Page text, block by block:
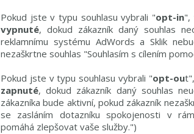
Pokud jste v typu souhlasu vybrali "opt-in",
vypnuté, dokud zákazník daný souhlas
reklamnímu systému AdWords a Sklik
nezaškrtne souhlas "Souhlasím s cílením
Pokud jste v typu souhlasu vybrali "opt-ou
zapnuté, dokud zákazník daný souhlas
zákazníka bude aktivní, pokud zákazník
se zasláním dotazníku spokojenosti v
pomáhá zlepšovat vaše služby.")